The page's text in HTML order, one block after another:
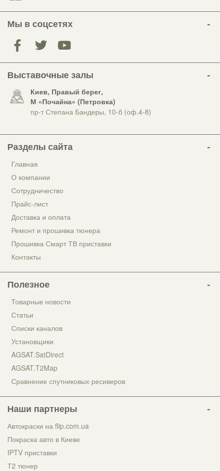
Мы в соцсетях
Выставочные залы
Киев, Правый берег,
М «Почайна» (Петровка)
пр-т Степана Бандеры, 10-б (оф.4-8)
Разделы сайта
Главная
О компании
Сотрудничество
Прайс-лист
Доставка и оплата
Ремонт и прошивка тюнера
Прошивка Смарт ТВ приставки
Контакты
Полезное
Товарные новости
Статьи
Списки каналов
Установщики
AGSAT.SatDirect
AGSAT.T2Map
Сравнение спутниковых ресиверов
Наши партнеры
Автокраски на flip.com.ua
Покраска авто в Киеве
IPTV приставки
Т2 тюнер